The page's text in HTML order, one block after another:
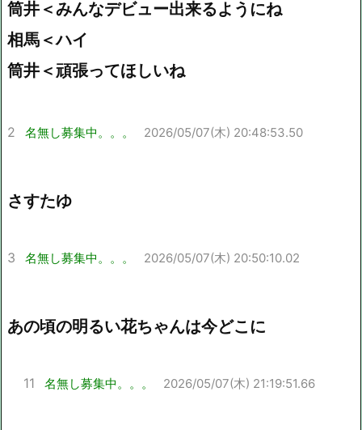
筒井＜みんなデビュー出来るようにね
相馬＜ハイ
筒井＜頑張ってほしいね
2 名無し募集中。。。 2026/05/07(木) 20:48:53.50
さすたゆ
3 名無し募集中。。。 2026/05/07(木) 20:50:10.02
あの頃の明るい花ちゃんは今どこに
11 名無し募集中。。。 2026/05/07(木) 21:19:51.66